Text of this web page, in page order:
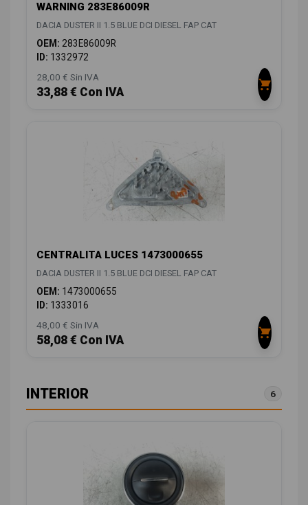
WARNING 283E86009R
DACIA DUSTER II 1.5 BLUE DCI DIESEL FAP CAT
OEM: 283E86009R
ID: 1332972
28,00 € Sin IVA
33,88 € Con IVA
CENTRALITA LUCES 1473000655
DACIA DUSTER II 1.5 BLUE DCI DIESEL FAP CAT
OEM: 1473000655
ID: 1333016
48,00 € Sin IVA
58,08 € Con IVA
INTERIOR 6